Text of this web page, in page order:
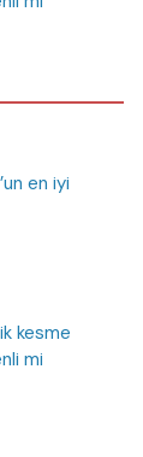
en iyi
kesme
mi